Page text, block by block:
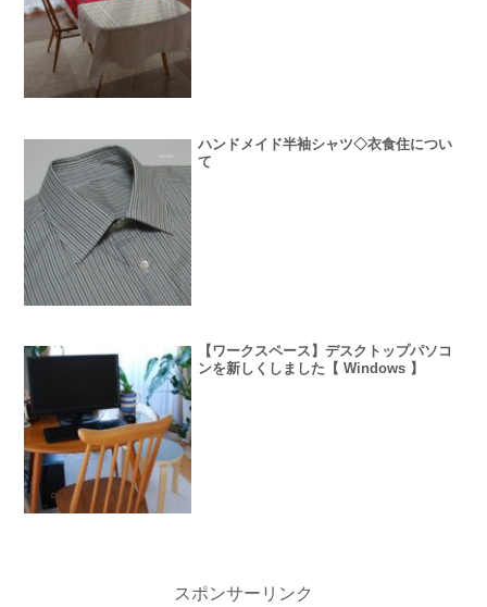
ハンドメイド半袖シャツ◇衣食住につい
て
【ワークスペース】デスクトップパソコ
ンを新しくしました【 Windows 】
スポンサーリンク